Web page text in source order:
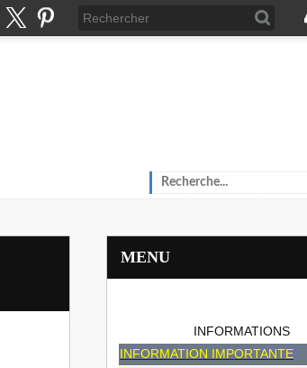
MENU
INFORMATIONS
INFORMATION IMPORTANTE